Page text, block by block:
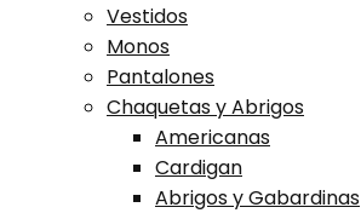
Vestidos
Monos
Pantalones
Chaquetas y Abrigos
Americanas
Cardigan
Abrigos y Gabardinas